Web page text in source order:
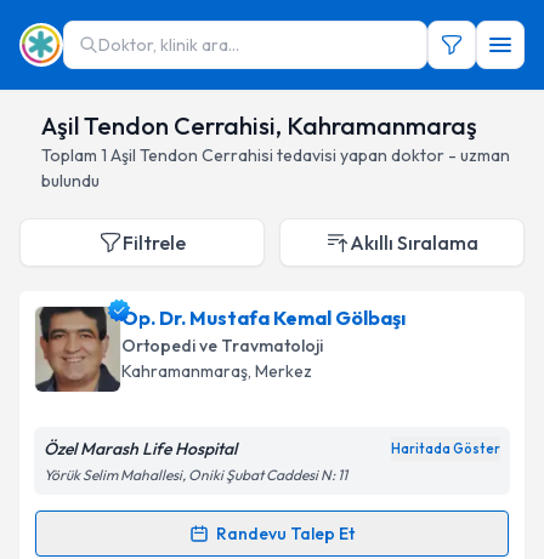
Doktor, klinik ara...
Aşil Tendon Cerrahisi, Kahramanmaraş
Toplam 1 Aşil Tendon Cerrahisi tedavisi yapan doktor - uzman
bulundu
Filtrele Akıllı Sıralama
Op. Dr. Mustafa Kemal Gölbaşı
Ortopedi ve Travmatoloji
Kahramanmaraş, Merkez
Özel Marash Life Hospital Haritada Göster
Yörük Selim Mahallesi, Oniki Şubat Caddesi N: 11
Randevu Talep Et
Randevu Takvimi Talebi